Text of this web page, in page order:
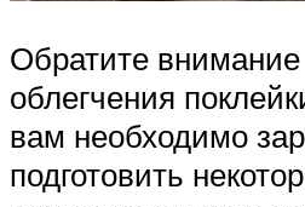
Обратите
облегчения
вам необходимо
подготовить